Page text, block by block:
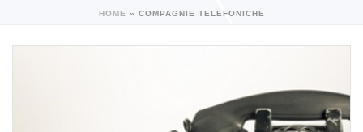
HOME » COMPAGNIE TELEFONICHE